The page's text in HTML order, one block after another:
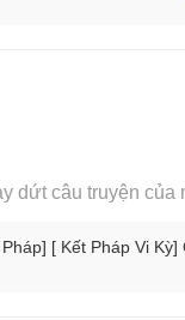
dứt câu truyện
[ Kết Pháp Vi